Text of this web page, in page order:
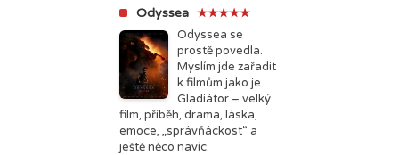
Odyssea ★★★★★
Odyssea se
prostě povedla.
Myslím jde zařadit
k filmům jako je
Gladiátor – velký
film, příběh, drama, láska,
emoce, „správňáckost“ a
ještě něco navíc.